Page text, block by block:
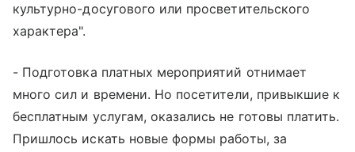
культурно-досугового или просветительского
характера".
- Подготовка платных мероприятий отнимает
много сил и времени. Но посетители, привыкшие к
бесплатным услугам, оказались не готовы платить.
Пришлось искать новые формы работы, за